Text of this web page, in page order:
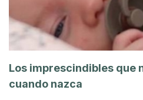
Los imprescindibles que
cuando nazca